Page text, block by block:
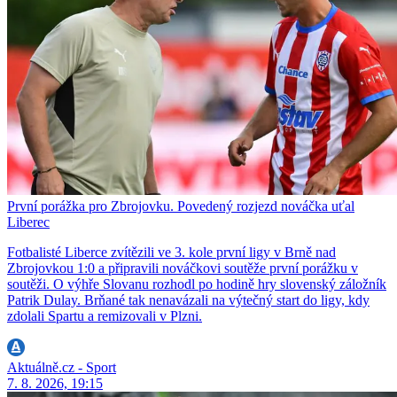
První porážka pro Zbrojovku. Povedený rozjezd nováčka uťal
Liberec
Fotbalisté Liberce zvítězili ve 3. kole první ligy v Brně nad
Zbrojovkou 1:0 a připravili nováčkovi soutěže první porážku v
soutěži. O výhře Slovanu rozhodl po hodině hry slovenský záložník
Patrik Dulay. Brňané tak nenavázali na výtečný start do ligy, kdy
zdolali Spartu a remizovali v Plzni.
Aktuálně.cz - Sport
7. 8. 2026, 19:15